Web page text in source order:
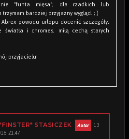
"funta mięsa"; dla rzadkich lub
bardziej przyjazny wygląd. ; )
powodu urlopu docenić szczegóły,
i chromes, miłą cechą starych
przyjacielu!
STASICZEK 13
21:47